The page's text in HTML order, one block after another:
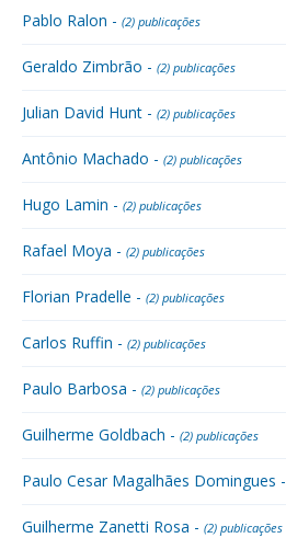
Pablo Ralon - (2) publicações
Geraldo Zimbrão - (2) publicações
Julian David Hunt - (2) publicações
Antônio Machado - (2) publicações
Hugo Lamin - (2) publicações
Rafael Moya - (2) publicações
Florian Pradelle - (2) publicações
Carlos Ruffin - (2) publicações
Paulo Barbosa - (2) publicações
Guilherme Goldbach - (2) publicações
Paulo Cesar Magalhães Domingues -
Guilherme Zanetti Rosa - (2) publicações